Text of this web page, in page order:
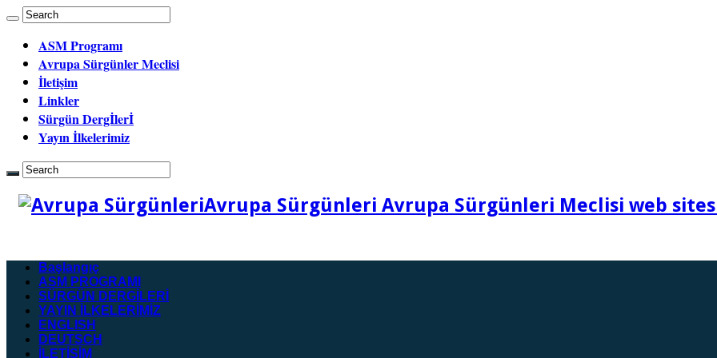
ASM Programı
Avrupa Sürgünler Meclisi
İletişim
Linkler
Sürgün Dergİlerİ
Yayın İlkelerimiz
Avrupa Sürgünleri Avrupa Sürgünleri Meclisi web
Başlangıç
ASM PROGRAMI
SÜRGÜN DERGİLERİ
YAYIN İLKELERİMİZ
ENGLISH
DEUTSCH
İLETİŞİM